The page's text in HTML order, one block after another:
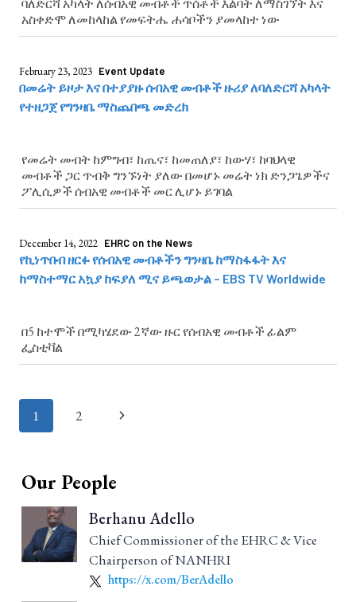
ባለድርሻ አካላት ለሰብአዊ መብቶች ጥሰቶች እልባት ለማስገኘት እና
አስቀድሞ ለመከላከል የመፍትሔ ሐሳቦችን ያመላከተ ነው
February 23, 2023 Event Update
በመሬት ይዞታ እና በተያያዙ ሰብአዊ መብቶች ዙሪያ ለባለድርሻ አካላት
የተዘጋጀ የግንዛቤ ማስጨበጫ መድረክ
የመሬት መብት ከምግብ፣ ከጤና፣ ከመጠለያ፣ ከውሃ፣ ከባህላዊ
መብቶች ጋር ጥብቅ ግንኙነት ያለው በመሆኑ መሬት ነክ ድንጋጌዎችና
ፖሊሲዎች ሰብአዊ መብቶች መር ሊሆኑ ይገባል
December 14, 2022 EHRC on the News
የኪነጥበብ ዘርፉ የሰብአዊ መብቶችን ግንዛቤ ከማስፋፋት እና
ከማስተማር አኳያ ከፍያለ ሚና ይጫወታል – EBS TV Worldwide
በ5 ከተሞች በሚካሄደው 2ኛው ዙር የሰብአዊ መብቶች ፊልም
ፌስቲቫል
Page
1 2
Our People
Berhanu Adello
Chief Commissioner of the EHRC & Vice
Chairperson of NANHRI
https://x.com/BerAdello